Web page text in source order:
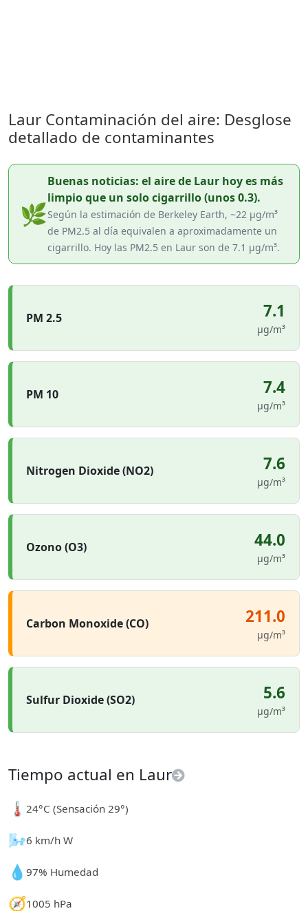
Laur Contaminación del aire: Desglose
detallado de contaminantes
🌿
Buenas noticias: el aire de Laur hoy es más
limpio que un solo cigarrillo (unos 0.3).
Según la estimación de Berkeley Earth, ~22 µg/m³
de PM2.5 al día equivalen a aproximadamente un
cigarrillo. Hoy las PM2.5 en Laur son de 7.1 µg/m³.
PM 2.5 7.1
µg/m³
PM 10 7.4
µg/m³
Nitrogen Dioxide (NO2) 7.6
µg/m³
Ozono (O3) 44.0
µg/m³
Carbon Monoxide (CO) 211.0
µg/m³
Sulfur Dioxide (SO2) 5.6
µg/m³
Tiempo actual en Laur
🌡️24°C (Sensación 29°)
🌬️6 km/h W
💧97% Humedad
🧭1005 hPa